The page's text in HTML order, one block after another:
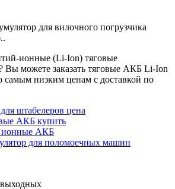
для вилочного погрузчика
ионные (Li-Ion) тяговые
Вы можете заказать тяговые АКБ Li-Ion
низким ценам с доставкой по
штабелеров цена
АКБ купить
ионные АКБ
для поломоечных машин